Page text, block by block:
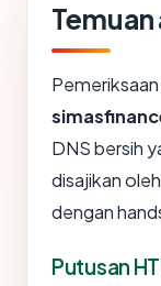
DNS bersih
disajikan
dengan
Putusan